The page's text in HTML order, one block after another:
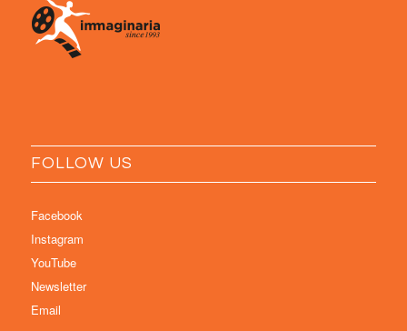
FOLLOW US
Facebook
Instagram
YouTube
Newsletter
Email